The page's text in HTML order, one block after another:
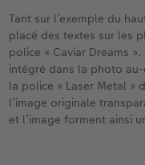
Tant sur l’exemple du
placé des textes sur les
police « Caviar Dreams
intégré dans la photo
la police « Laser Metal »
l’image originale
et l’image forment ainsi